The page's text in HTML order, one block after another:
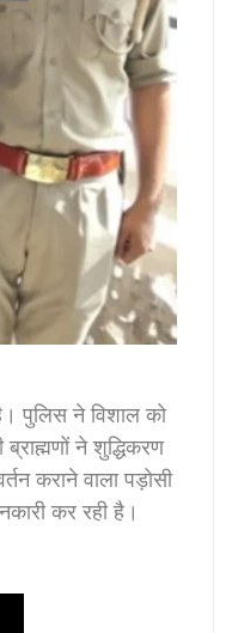
पुलिस ने विशाल को
ने शुद्धिकरण
कराने वाला पड़ोसी
कर रही है।